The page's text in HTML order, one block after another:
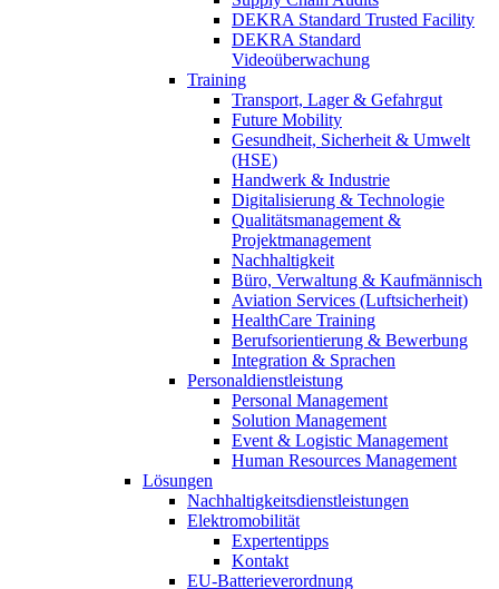
DEKRA Standard Trusted Facility
DEKRA Standard
Videoüberwachung
Training
Transport, Lager & Gefahrgut
Future Mobility
Gesundheit, Sicherheit & Umwelt
(HSE)
Handwerk & Industrie
Digitalisierung & Technologie
Qualitätsmanagement &
Projektmanagement
Nachhaltigkeit
Büro, Verwaltung & Kaufmännisch
Aviation Services (Luftsicherheit)
HealthCare Training
Berufsorientierung & Bewerbung
Integration & Sprachen
Personaldienstleistung
Personal Management
Solution Management
Event & Logistic Management
Human Resources Management
Lösungen
Nachhaltigkeitsdienstleistungen
Elektromobilität
Expertentipps
Kontakt
EU-Batterieverordnung